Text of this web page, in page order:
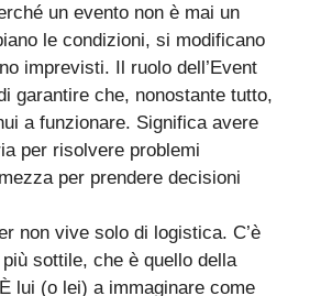
un evento non è mai un
le condizioni, si modificano
imprevisti. Il ruolo dell’Event
garantire che, nonostante tutto,
a funzionare. Significa avere
per risolvere problemi
per prendere decisioni
non vive solo di logistica. C’è
sottile, che è quello della
lui (o lei) a immaginare come